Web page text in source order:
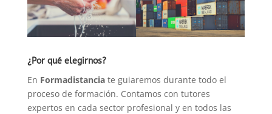
¿Por qué elegirnos?
En Formadistanciate guiaremos durante todo el
proceso de formación. Contamos con tutores
expertos en cada sector profesional y en todos las